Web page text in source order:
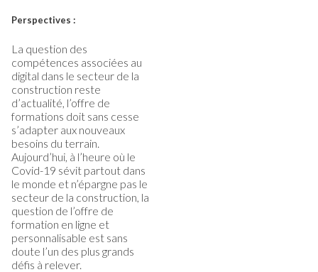
Perspectives :
La question des
compétences associées au
digital dans le secteur de la
construction reste
d’actualité, l’offre de
formations doit sans cesse
s’adapter aux nouveaux
besoins du terrain.
Aujourd’hui, à l’heure où le
Covid-19 sévit partout dans
le monde et n’épargne pas le
secteur de la construction, la
question de l’offre de
formation en ligne et
personnalisable est sans
doute l’un des plus grands
défis à relever.